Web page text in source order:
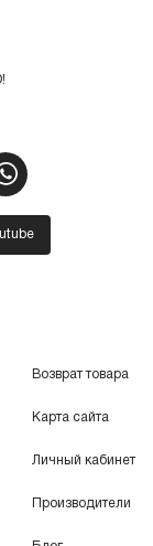
Возврат товара
Карта сайта
Личный кабинет
Производители